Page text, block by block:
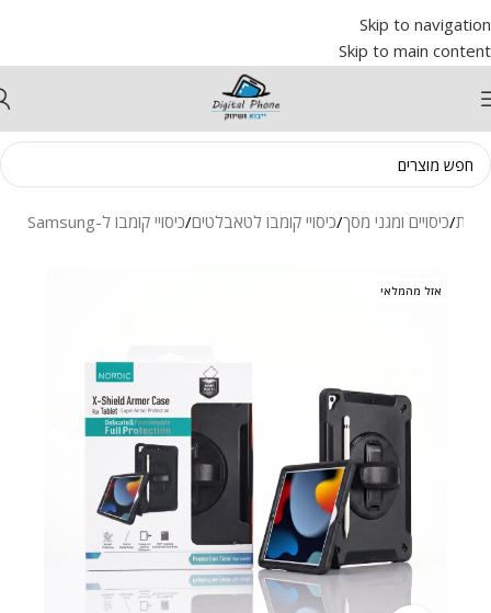
Skip to navigation
Skip to main content
/כיסויים ומגני מסך/כיסויי קומבו לטאבלטים/כיסויי קומבו ל-Samsung
אזל מהמלאי